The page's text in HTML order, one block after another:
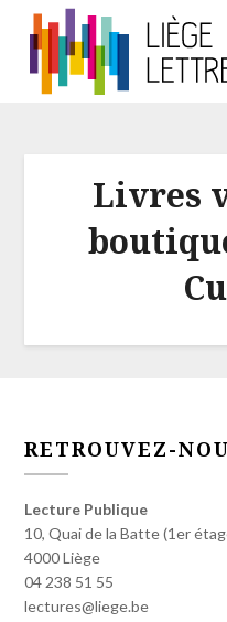
Livres
RETROUVEZ-
Lecture Publique
10, Quai de la Batte (1er
4000 Liège
04 238 51 55
lectures@liege.be